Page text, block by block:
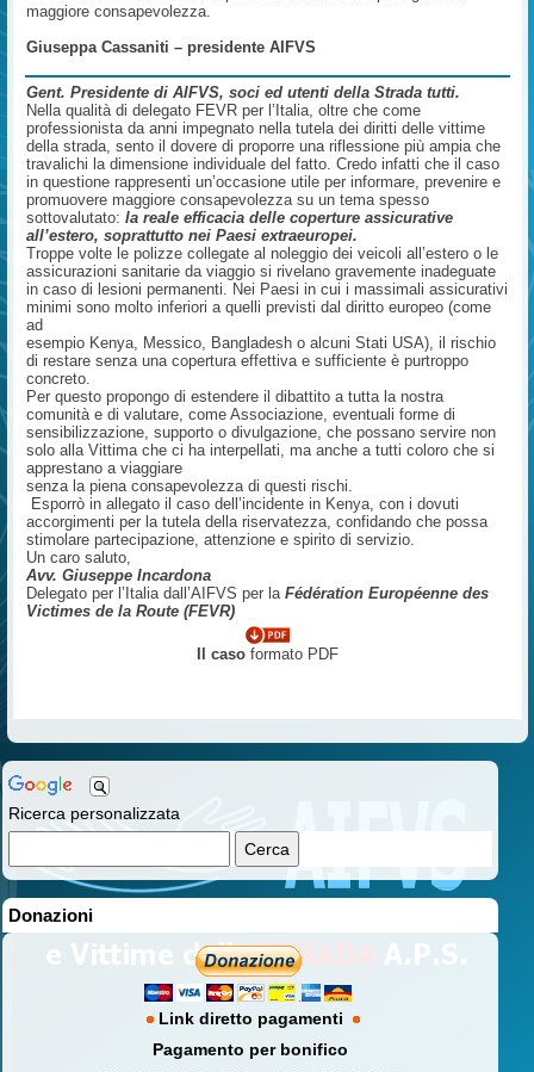
Ricerca personalizzata
Donazioni
Link diretto pagamenti
Pagamento per bonifico
maggiore consapevolezza.
Giuseppa Cassaniti – presidente AIFVS
Gent. Presidente di AIFVS, soci ed utenti della Strada tutti.
Nella qualità di delegato FEVR per l’Italia, oltre che come
professionista da anni impegnato nella tutela dei diritti delle vittime
della strada, sento il dovere di proporre una riflessione più ampia che
travalichi la dimensione individuale del fatto. Credo infatti che il caso
in questione rappresenti un’occasione utile per informare, prevenire e
promuovere maggiore consapevolezza su un tema spesso
sottovalutato: la reale efficacia delle coperture assicurative
all’estero, soprattutto nei Paesi extraeuropei.
Troppe volte le polizze collegate al noleggio dei veicoli all’estero o le
assicurazioni sanitarie da viaggio si rivelano gravemente inadeguate
in caso di lesioni permanenti. Nei Paesi in cui i massimali assicurativi
minimi sono molto inferiori a quelli previsti dal diritto europeo (come
ad
esempio Kenya, Messico, Bangladesh o alcuni Stati USA), il rischio
di restare senza una copertura effettiva e sufficiente è purtroppo
concreto.
Per questo propongo di estendere il dibattito a tutta la nostra
comunità e di valutare, come Associazione, eventuali forme di
sensibilizzazione, supporto o divulgazione, che possano servire non
solo alla Vittima che ci ha interpellati, ma anche a tutti coloro che si
apprestano a viaggiare
senza la piena consapevolezza di questi rischi.
Esporrò in allegato il caso dell’incidente in Kenya, con i dovuti
accorgimenti per la tutela della riservatezza, confidando che possa
stimolare partecipazione, attenzione e spirito di servizio.
Un caro saluto,
Avv. Giuseppe Incardona
Delegato per l’Italia dall’AIFVS per la Fédération Européenne des
Victimes de la Route (FEVR)
Il casoformato PDF